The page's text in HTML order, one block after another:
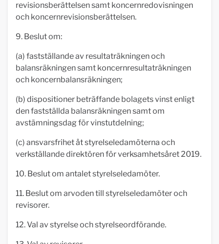
revisionsberättelsen samt koncernredovisningen
och koncernrevisionsberättelsen.
9. Beslut om:
(a) fastställande av resultaträkningen och
balansräkningen samt koncernresultaträkningen
och koncernbalansräkningen;
(b) dispositioner beträffande bolagets vinst enligt
den fastställda balansräkningen samt om
avstämningsdag för vinstutdelning;
(c) ansvarsfrihet åt styrelseledamöterna och
verkställande direktören för verksamhetsåret 2019.
10. Beslut om antalet styrelseledamöter.
11. Beslut om arvoden till styrelseledamöter och
revisorer.
12. Val av styrelse och styrelseordförande.